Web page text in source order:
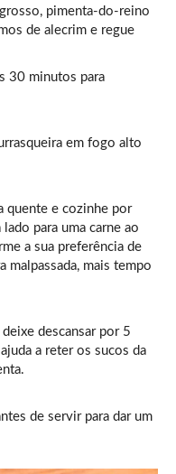
grosso, pimenta-do-reino
de alecrim e regue
30 minutos para
em fogo alto
quente e cozinhe por
para uma carne ao
a sua preferência de
malpassada, mais tempo
descansar por 5
a reter os sucos da
de servir para dar um